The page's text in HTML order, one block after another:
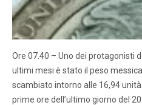
Ore 07.40 – Uno dei protagonisti
ultimi mesi è stato il peso
scambiato intorno alle 16,94
prime ore dell’ultimo giorno del